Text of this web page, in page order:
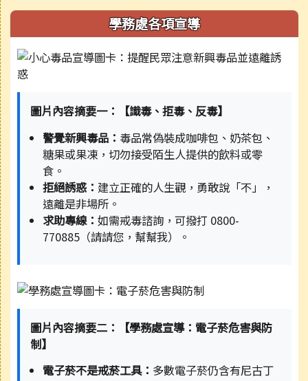
學務處各項宣導
圖片內容摘要一：【識毒、拒毒、反毒】
警覺新興毒品： 毒品常偽裝成咖啡包、奶茶包、
糖果或果凍，切勿接受陌生人提供的飲料或零
食。
拒絕誘惑： 建立正確的人生觀，勇敢說「不」，
遠離是非場所。
求助專線：如需戒毒諮詢，可撥打 0800-
770885（請請您，幫幫我）。
圖片內容摘要二：【學務處宣導：電子菸危害與防
制】
電子菸不是戒菸工具： 多數電子菸仍含有尼古丁